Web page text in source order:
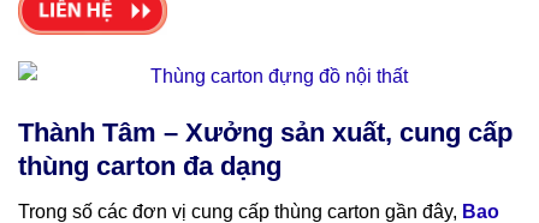
Thành Tâm – Xưởng sản xuất, cung cấp
thùng carton đa dạng
Trong số các đơn vị cung cấp thùng carton gần đây, Bao